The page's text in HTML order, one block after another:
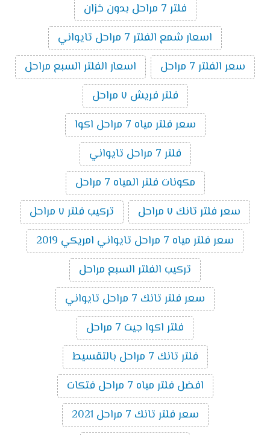
فلتر 7 مراحل بدون خزان
اسعار شمع الفلتر 7 مراحل تايواني
سعر الفلتر 7 مراحل
اسعار الفلتر السبع مراحل
فلتر فريش ٧ مراحل
سعر فلتر مياه 7 مراحل اكوا
فلتر 7 مراحل تايواني
مكونات فلتر المياه 7 مراحل
سعر فلتر تانك ٧ مراحل
تركيب فلتر ٧ مراحل
سعر فلتر مياه 7 مراحل تايواني امريكي 2019
تركيب الفلتر السبع مراحل
سعر فلتر تانك 7 مراحل تايواني
فلتر اكوا جيت 7 مراحل
فلتر تانك 7 مراحل بالتقسيط
افضل فلتر مياه 7 مراحل فتكات
سعر فلتر تانك 7 مراحل 2021